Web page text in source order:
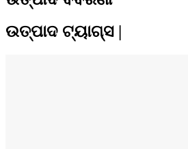
ଉତ୍ପାଦ ଟ୍ୟାଗ୍ସ |